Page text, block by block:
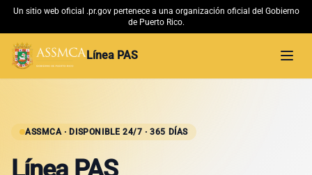
Un sitio web oficial .pr.gov pertenece a una organización oficial del Gobierno
de Puerto Rico.
Línea PAS
Abrir
Material Educativo
Conoce más
ASSMCA · DISPONIBLE 24/7 · 365 DÍAS